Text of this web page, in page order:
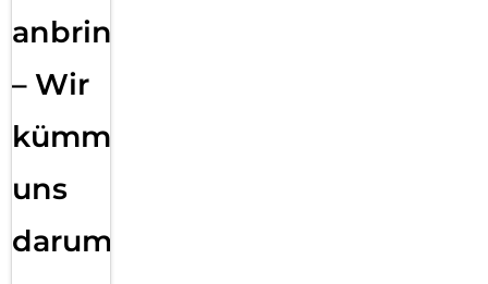
anbringen
– Wir
kümmern
uns
darum!